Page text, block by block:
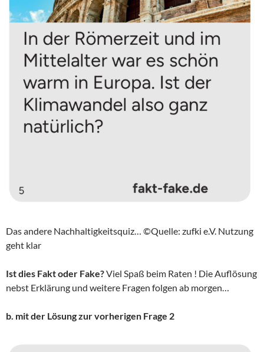
Das andere Nachhaltigkeitsquiz… ©Quelle: zufki e.V. Nutzung
geht klar
Ist dies Fakt oder Fake?Viel Spaß beim Raten ! Die Auflösung
nebst Erklärung und weitere Fragen folgen ab morgen…
b. mit der Lösung zur vorherigen Frage 2